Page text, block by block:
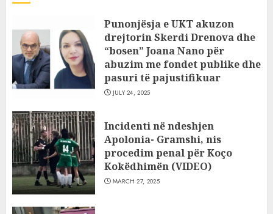
Punonjësja e UKT akuzon
drejtorin Skerdi Drenova dhe
“bosen” Joana Nano për
abuzim me fondet publike dhe
pasuri të pajustifikuar
JULY 24, 2025
Incidenti në ndeshjen
Apolonia- Gramshi, nis
procedim penal për Koço
Kokëdhimën (VIDEO)
MARCH 27, 2025